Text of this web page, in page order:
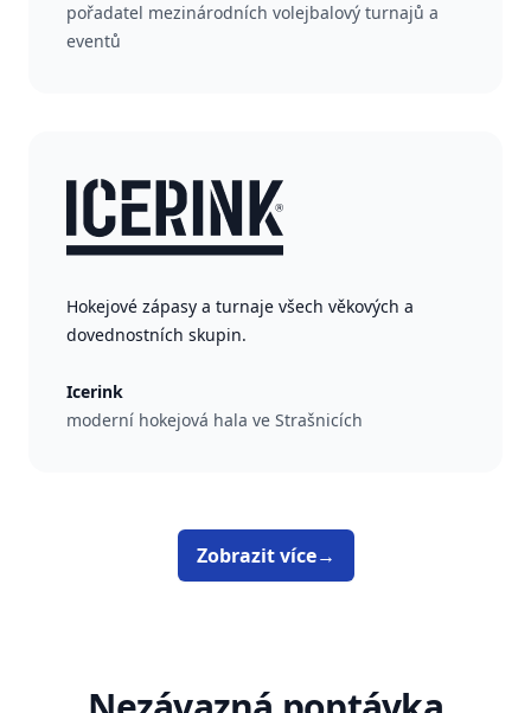
pořadatel mezinárodních volejbalový turnajů a
eventů
Hokejové zápasy a turnaje všech věkových a
dovednostních skupin.
Icerink
moderní hokejová hala ve Strašnicích
Zobrazit více→